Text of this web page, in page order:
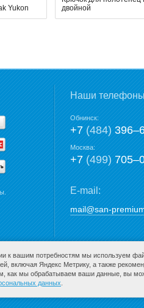
Yukon
двойной
Наши
Обнинск:
+7(484)
Москва:
+7(499)
E-mail:
mail@san-
к вашим потребностям мы используем
включая Яндекс Метрику, а также
как мы обрабатываем ваши данные, вы
данных